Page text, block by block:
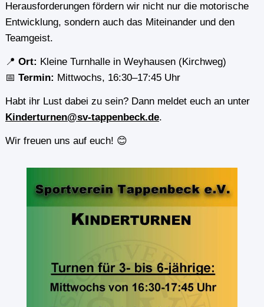
Herausforderungen fördern wir nicht nur die motorische
Entwicklung, sondern auch das Miteinander und den
Teamgeist.
📍 Ort: Kleine Turnhalle in Weyhausen (Kirchweg)
📅 Termin: Mittwochs, 16:30–17:45 Uhr
Habt ihr Lust dabei zu sein? Dann meldet euch an unter
Kinderturnen@sv-tappenbeck.de.
Wir freuen uns auf euch! 😊